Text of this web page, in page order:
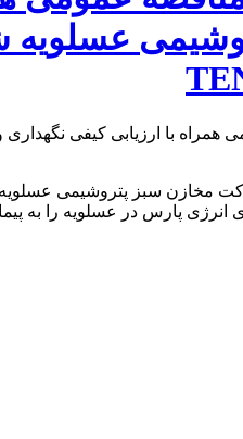
سبز پتروشیمی عسلویه
پارس در عسلویه را به پیمانکار